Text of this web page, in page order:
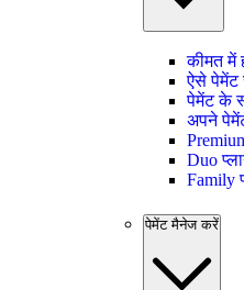
कीमत में
ऐसे पेमेंट
पेमेंट के
अपने
Duo
Family
पेमेंट मैनेज करें